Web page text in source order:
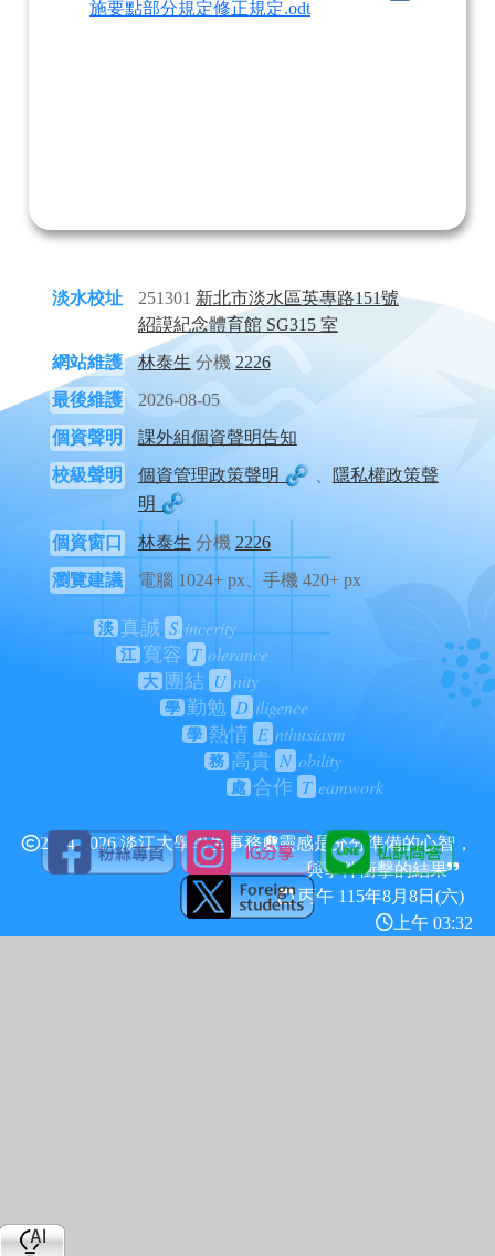
施要點部分規定修正規定.odt
淡水校址 251301 新北市淡水區英專路151號
紹謨紀念體育館 SG315 室
網站維護
林泰生 分機 2226
最後維護
2026-08-05
個資聲明
課外組個資聲明告知
校級聲明
個資管理政策聲明 、
隱私權政策聲
明
個資窗口 林泰生 分機 2226
瀏覽建議
電腦 1024+ px、手機 420+ px
淡 真誠 S incerity
江 寬容 T olerance
大 團結 U nity
學 勤勉 D iligence
學 熱情 E nthusiasm
務 高貴 N obility
處 合作 T eamwork
2024-2026 淡江大學學生事務處靈感是充分準備的心智，
與事件衝擊的結果
丙午 115年8月8日(六)
上午 03:32